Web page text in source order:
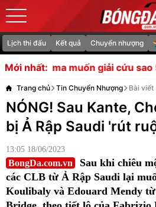
Lịch thi đấu Kết quả Chuyển nhượng
Mới nhất:
giải cứu sao 52 triệu bảng của
Trang chủ Tin Chuyển Nhượng Bài viết
NÓNG! Sau Kante,
bị Ả Rập Saudi 'rút
13:05 18/06/2023
BongDa.com.vn
Sau khi chiêu
các CLB từ Ả Rập Saudi lại
Koulibaly và Edouard Mendy